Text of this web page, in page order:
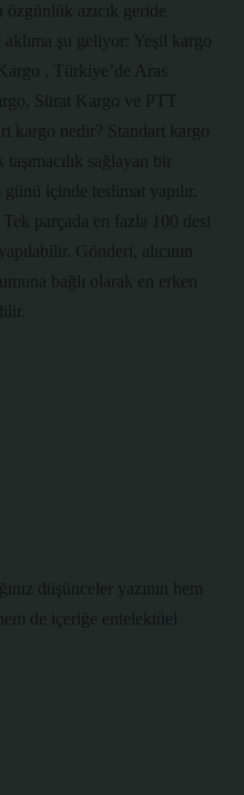
azıcık geride
şu geliyor: Yeşil kargo
, Türkiye’de Aras
Sürat Kargo ve PTT
kargo nedir? Standart kargo
sağlayan bir
içinde teslimat yapılır.
parçada en fazla 100 desi
Gönderi, alıcının
bağlı olarak en erken
düşünceler yazının hem
de içeriğe entelektüel